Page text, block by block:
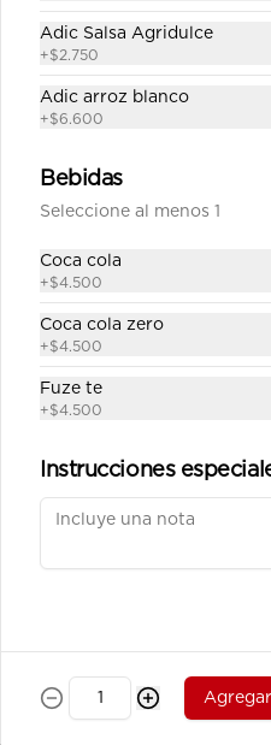
Adic Salsa Agridulce
+$2.750
Adic arroz blanco
+$6.600
Bebidas
Seleccione al menos 1
Coca cola
+$4.500
Coca cola zero
+$4.500
Fuze te
+$4.500
Instrucciones
Agregar